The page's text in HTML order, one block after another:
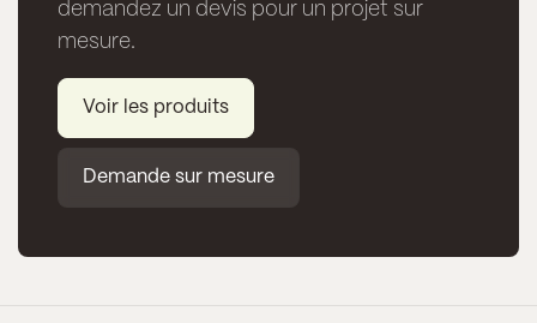
demandez un devis pour un projet sur
mesure.
Voir les produits
Demande sur mesure